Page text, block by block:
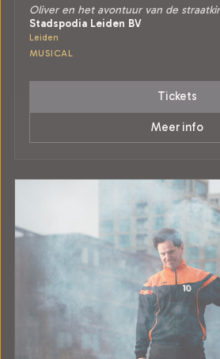
Oliver en het avontuur van de
Stadspodia Leiden BV
Leiden
MUSICAL
Tickets
Meer info